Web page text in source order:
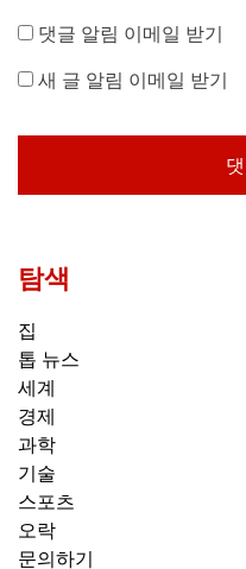
댓글 알림 이메일 받기
새 글 알림 이메일 받기
탐색
집
톱 뉴스
세계
경제
과학
기술
스포츠
오락
문의하기